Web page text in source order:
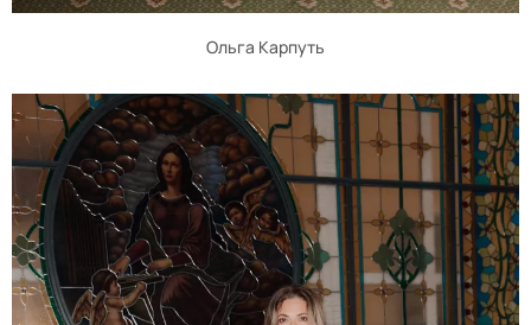
Ольга Карпуть